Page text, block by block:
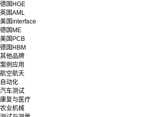
德国HGE
英国AML
美国interface
德国ME
美国PCB
德国HBM
其他品牌
案例应用
航空航天
自动化
汽车测试
康复与医疗
农业机械